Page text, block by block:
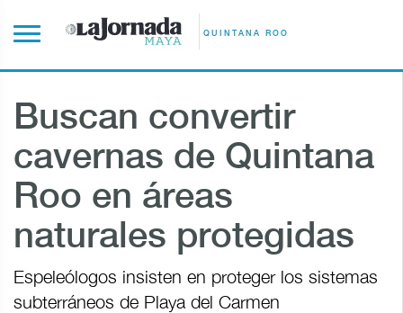
QUINTANA ROO
Buscan convertir
cavernas de Quintana
Roo en áreas
naturales protegidas
Espeleólogos insisten en proteger los sistemas
subterráneos de Playa del Carmen